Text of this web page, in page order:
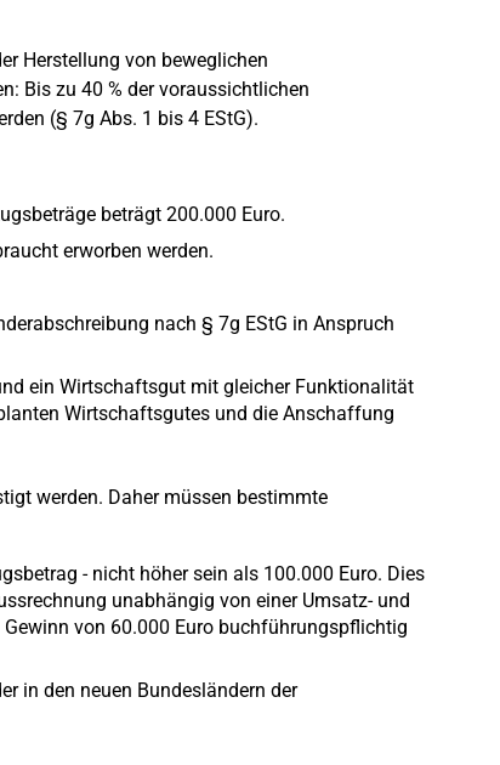
Herstellung von beweglichen
Bis zu 40 % der voraussichtlichen
(§ 7g Abs. 1 bis 4 EStG).
beträgt 200.000 Euro.
erworben werden.
nach § 7g EStG in Anspruch
ein Wirtschaftsgut mit gleicher Funktionalität
Wirtschaftsgutes und die Anschaffung
werden. Daher müssen bestimmte
- nicht höher sein als 100.000 Euro. Dies
unabhängig von einer Umsatz- und
von 60.000 Euro buchführungspflichtig
in den neuen Bundesländern der